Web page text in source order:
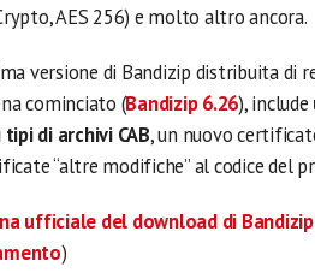
AES 256) e molto altro ancora.
versione di Bandizip distribuita di
cominciato (Bandizip 6.26), include
di archivi CAB, un nuovo
“altre modifiche” al codice del
ufficiale del download di
)